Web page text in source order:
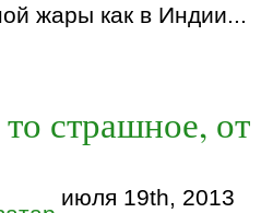
жары как в Индии...
страшное, от
июля 19th, 2013